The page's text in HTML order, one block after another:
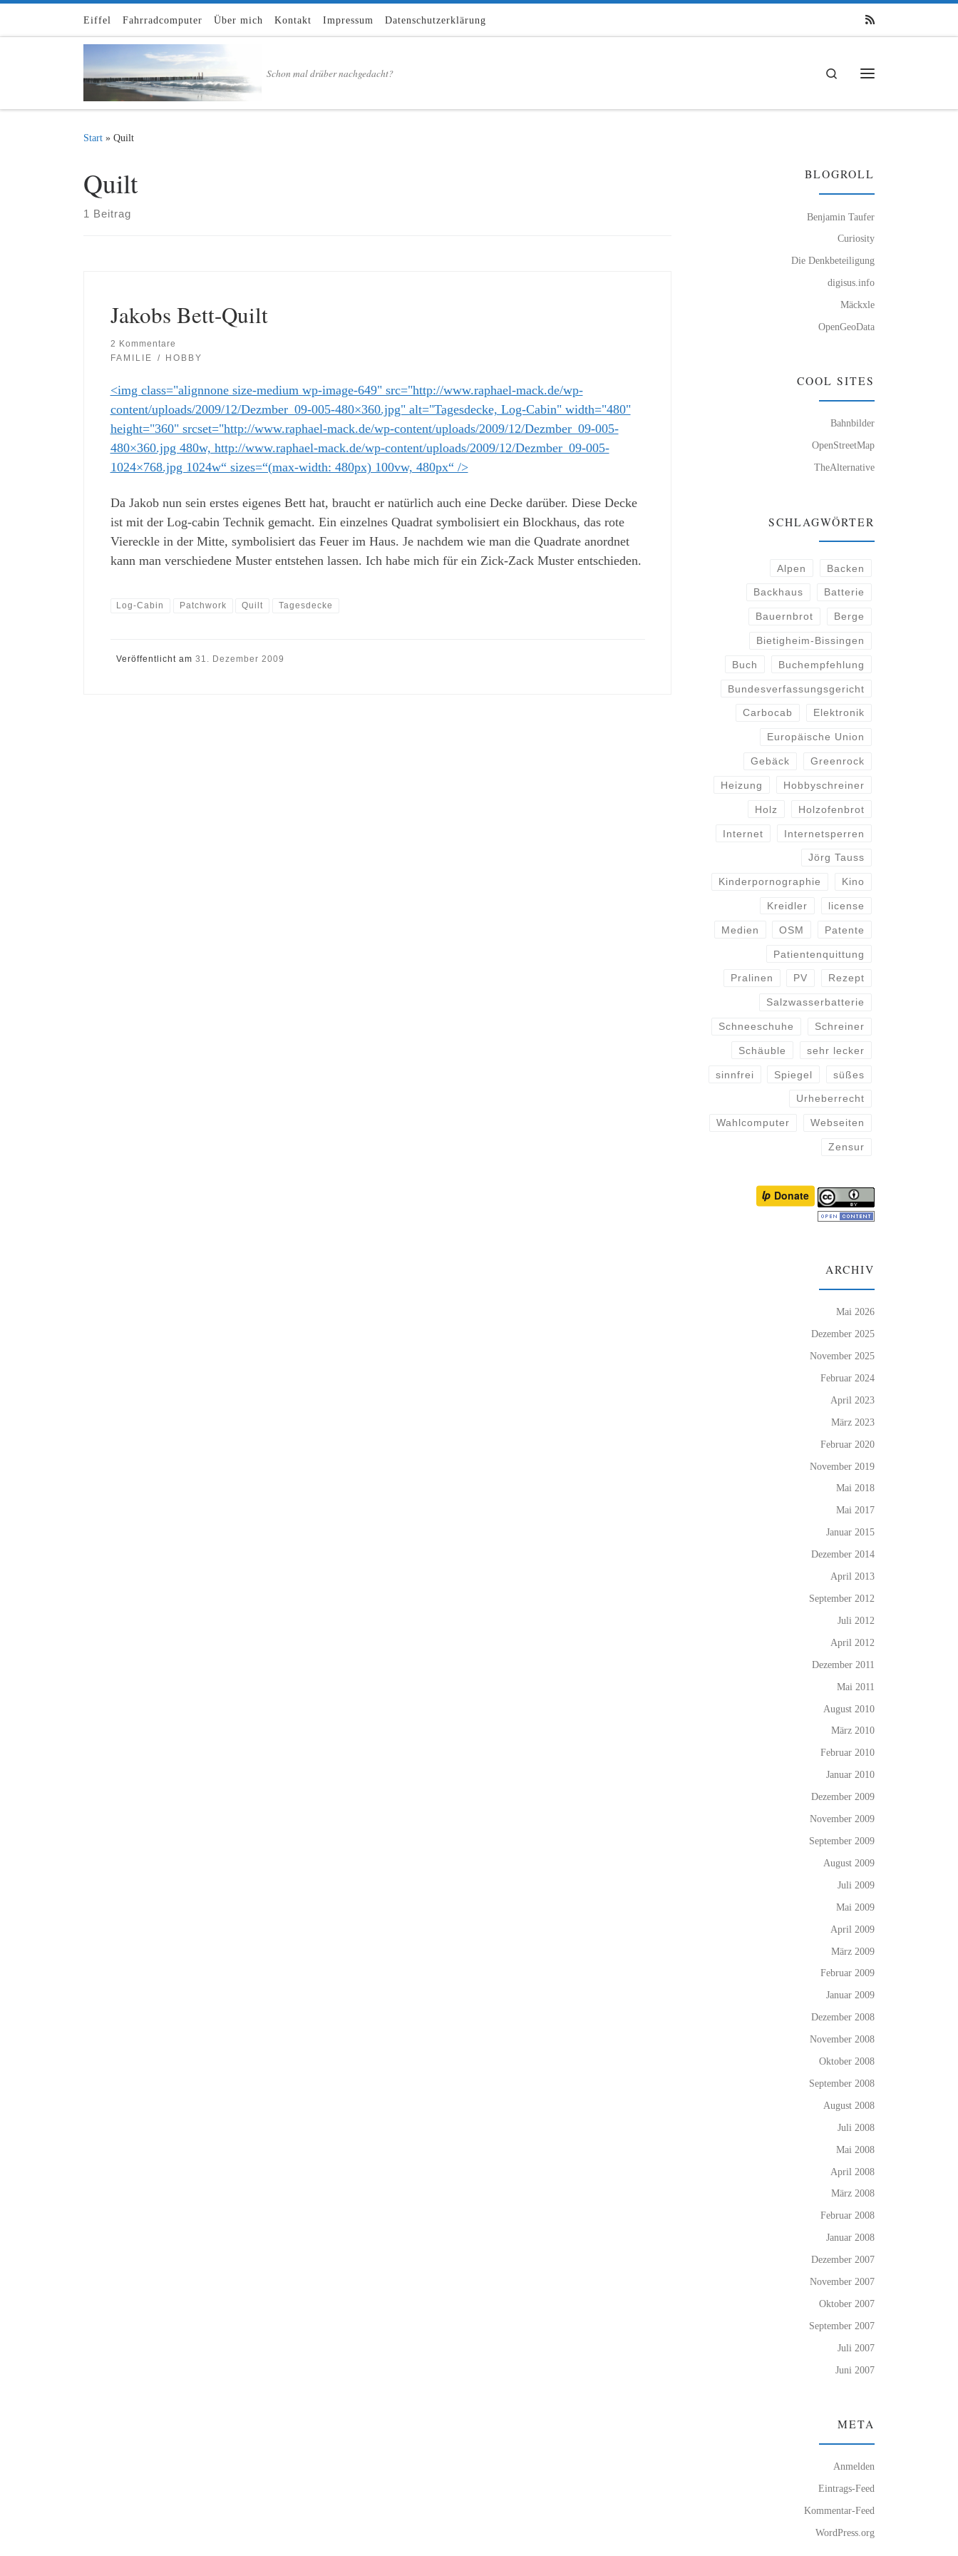
Zum Inhalt springen
Eiffel Fahrradcomputer Über mich Kontakt Impressum Datenschutzerklärung
Schon mal drüber nachgedacht?
Search
Start » Quilt
Quilt
1 Beitrag
Jakobs Bett-Quilt
2 Kommentare
FAMILIE
HOBBY
<img class="alignnone size-medium wp-image-649" src="http://www.raphael-mack.de/wp-
content/uploads/2009/12/Dezmber_09-005-480×360.jpg" alt="Tagesdecke, Log-Cabin" width="480"
height="360" srcset="http://www.raphael-mack.de/wp-content/uploads/2009/12/Dezmber_09-005-
480×360.jpg 480w, http://www.raphael-mack.de/wp-content/uploads/2009/12/Dezmber_09-005-
1024×768.jpg 1024w“ sizes=“(max-width: 480px) 100vw, 480px“ />
Da Jakob nun sein erstes eigenes Bett hat, braucht er natürlich auch eine Decke darüber. Diese Decke
ist mit der Log-cabin Technik gemacht. Ein einzelnes Quadrat symbolisiert ein Blockhaus, das rote
Viereckle in der Mitte, symbolisiert das Feuer im Haus. Je nachdem wie man die Quadrate anordnet
kann man verschiedene Muster entstehen lassen. Ich habe mich für ein Zick-Zack Muster entschieden.
Log-Cabin Patchwork Quilt Tagesdecke
Veröffentlicht am 31. Dezember 2009
BLOGROLL
Benjamin Taufer
Curiosity
Die Denkbeteiligung
digisus.info
Mäckxle
OpenGeoData
COOL SITES
Bahnbilder
OpenStreetMap
TheAlternative
SCHLAGWÖRTER
Alpen Backen
Backhaus Batterie
Bauernbrot Berge
Bietigheim-Bissingen
Buch Buchempfehlung
Bundesverfassungsgericht
Carbocab Elektronik
Europäische Union
Gebäck Greenrock
Heizung Hobbyschreiner
Holz Holzofenbrot
Internet Internetsperren
Jörg Tauss
Kinderpornographie Kino
Kreidler license
Medien OSM Patente
Patientenquittung
Pralinen PV Rezept
Salzwasserbatterie
Schneeschuhe Schreiner
Schäuble sehr lecker
sinnfrei Spiegel süßes
Urheberrecht
Wahlcomputer Webseiten
Zensur
ARCHIV
Mai 2026
Dezember 2025
November 2025
Februar 2024
April 2023
März 2023
Februar 2020
November 2019
Mai 2018
Mai 2017
Januar 2015
Dezember 2014
April 2013
September 2012
Juli 2012
April 2012
Dezember 2011
Mai 2011
August 2010
März 2010
Februar 2010
Januar 2010
Dezember 2009
November 2009
September 2009
August 2009
Juli 2009
Mai 2009
April 2009
März 2009
Februar 2009
Januar 2009
Dezember 2008
November 2008
Oktober 2008
September 2008
August 2008
Juli 2008
Mai 2008
April 2008
März 2008
Februar 2008
Januar 2008
Dezember 2007
November 2007
Oktober 2007
September 2007
Juli 2007
Juni 2007
META
Anmelden
Eintrags-Feed
Kommentar-Feed
WordPress.org